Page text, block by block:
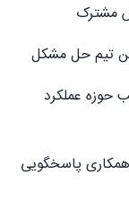
مشترک
تیم حل مشکل
حوزه عملکرد
پاسخگویی